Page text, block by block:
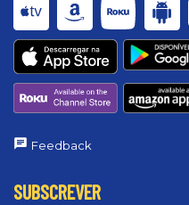
Feedback
SUBSCREVER